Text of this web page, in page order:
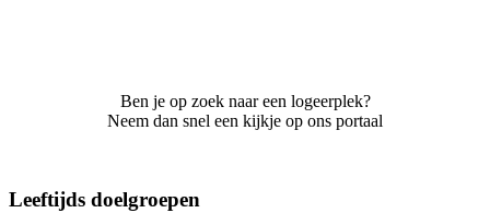
Ben je op zoek naar een logeerplek?
Neem dan snel een kijkje op ons portaal
Leeftijds doelgroepen